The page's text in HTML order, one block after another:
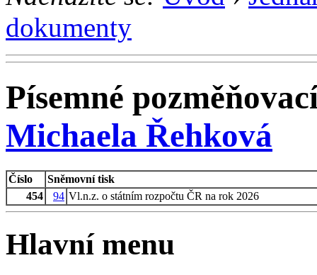
dokumenty
Písemné
Michaela Řehková
Číslo
Sněmovní tisk
454
94 Vl.n.z. o státním rozpočtu ČR na rok 2026
Hlavní menu